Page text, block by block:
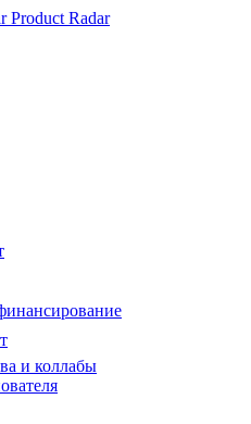
Product Radar
и коллабы